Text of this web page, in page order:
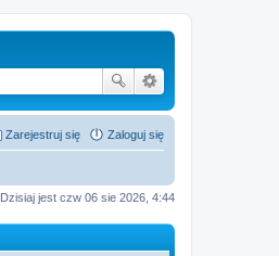
Zaloguj się
Zarejestruj się
Dzisiaj jest czw 06 sie 2026, 4:44